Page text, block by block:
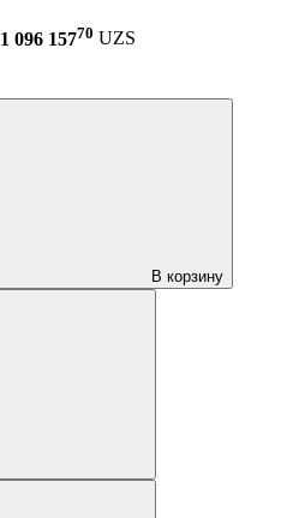
1 096 15770 UZS
В корзину